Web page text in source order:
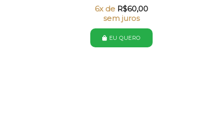
6x de R$60,00
sem juros
EU QUERO